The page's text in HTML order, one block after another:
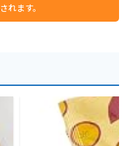
れます。